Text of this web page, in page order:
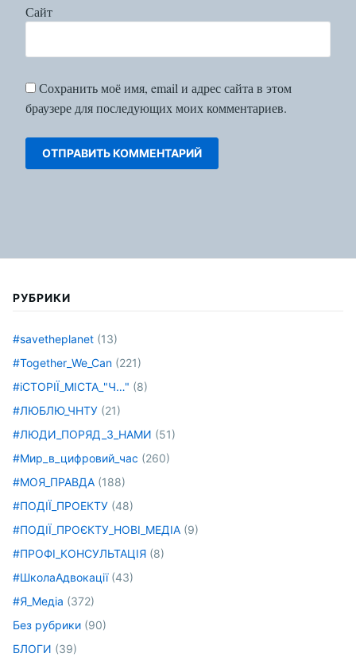
Сайт
Сохранить моё имя, email и адрес сайта в этом
браузере для последующих моих комментариев.
РУБРИКИ
#savetheplanet (13)
#Together_We_Can (221)
#іСТОРІЇ_МІСТА_"Ч…" (8)
#ЛЮБЛЮ_ЧНТУ (21)
#ЛЮДИ_ПОРЯД_З_НАМИ (51)
#Мир_в_цифровий_час (260)
#МОЯ_ПРАВДА (188)
#ПОДІЇ_ПРОЕКТУ (48)
#ПОДІЇ_ПРОЄКТУ_НОВІ_МЕДІА (9)
#ПРОФІ_КОНСУЛЬТАЦІЯ (8)
#ШколаАдвокації(43)
#Я_Медіа (372)
Без рубрики (90)
БЛОГИ (39)